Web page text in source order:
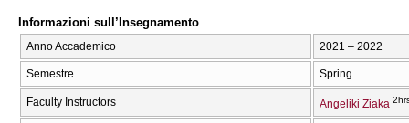
Informazioni sull’Insegnamento
Anno Accademico 2021 – 2022
Semestre Spring
Faculty Instructors Angeliki Ziaka